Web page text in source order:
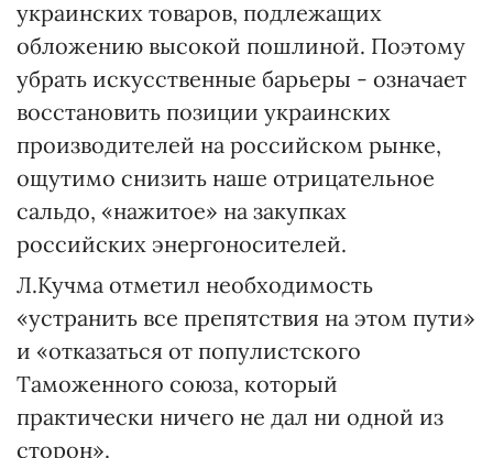
украинских товаров, подлежащих
обложению высокой пошлиной. Поэтому
убрать искусственные барьеры - означает
восстановить позиции украинских
производителей на российском рынке,
ощутимо снизить наше отрицательное
сальдо, «нажитое» на закупках
российских энергоносителей.
Л.Кучма отметил необходимость
«устранить все препятствия на этом пути»
и «отказаться от популистского
Таможенного союза, который
практически ничего не дал ни одной из
сторон».